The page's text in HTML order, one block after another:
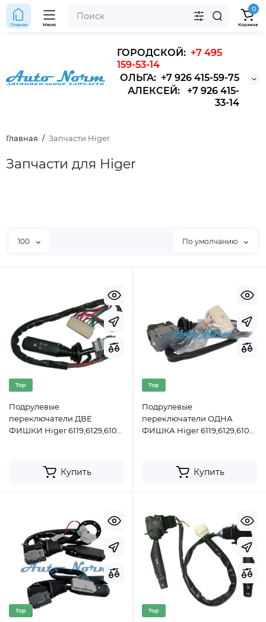
ГОРОДСКОЙ: +7 495
159-53-14
ОЛЬГА: +7 926 415-59-75
АЛЕКСЕЙ: +7 926 415-
33-14
Главная Меню
0
Корзина
Главная Запчасти Higer
Запчасти для Higer
100 По умолчанию
Top
Подрулевые
переключатели ДВЕ
ФИШКИ Higer 6119,6129,6109,
Купить
Top
Подрулевые
переключатели ОДНА
ФИШКА Higer 6119,6129,6109,
Купить
Top Top